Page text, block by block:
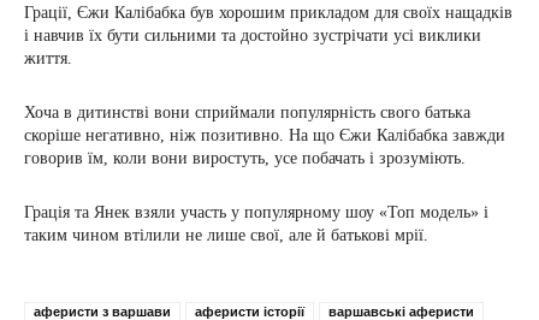
Грації, Єжи Калібабка був хорошим прикладом для своїх нащадків
і навчив їх бути сильними та достойно зустрічати усі виклики
життя.
Хоча в дитинстві вони сприймали популярність свого батька
скоріше негативно, ніж позитивно. На що Єжи Калібабка завжди
говорив їм, коли вони виростуть, усе побачать і зрозуміють.
Грація та Янек взяли участь у популярному шоу «Топ модель» і
таким чином втілили не лише свої, але й батькові мрії.
аферисти з варшави аферисти історії варшавські аферисти